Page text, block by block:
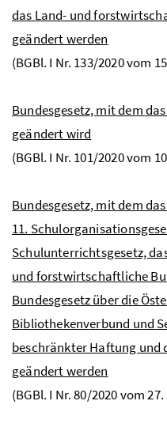
das Land- und
geändert werden
(BGBl. I Nr. 133/2020 vom
Bundesgesetz, mit dem
geändert wird
(BGBl. I Nr. 101/2020 vom
Bundesgesetz, mit dem
11.
Schulunterrichtsgesetz,
und forstwirtschaftliche
Bundesgesetz über die
Bibliothekenverbund und
beschränkter Haftung und
geändert werden
(BGBl. I Nr.80/2020 vom